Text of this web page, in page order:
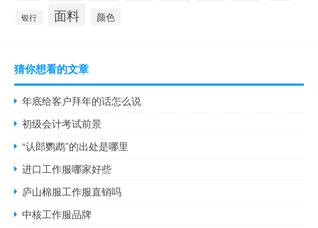
银行 面料 颜色
猜你想看的文章
年底给客户拜年的话怎么说
初级会计考试前景
“认郎鹦鹉”的出处是哪里
进口工作服哪家好些
庐山棉服工作服直销吗
中核工作服品牌